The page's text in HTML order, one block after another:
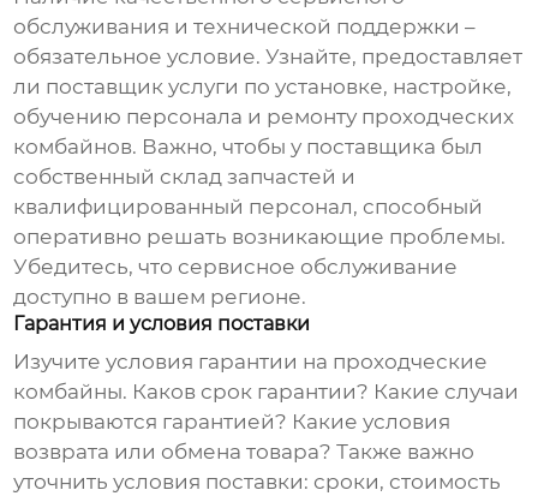
обслуживания и технической поддержки –
обязательное условие. Узнайте, предоставляет
ли поставщик услуги по установке, настройке,
обучению персонала и ремонту проходческих
комбайнов. Важно, чтобы у поставщика был
собственный склад запчастей и
квалифицированный персонал, способный
оперативно решать возникающие проблемы.
Убедитесь, что сервисное обслуживание
доступно в вашем регионе.
Гарантия и условия поставки
Изучите условия гарантии на проходческие
комбайны. Каков срок гарантии? Какие случаи
покрываются гарантией? Какие условия
возврата или обмена товара? Также важно
уточнить условия поставки: сроки, стоимость